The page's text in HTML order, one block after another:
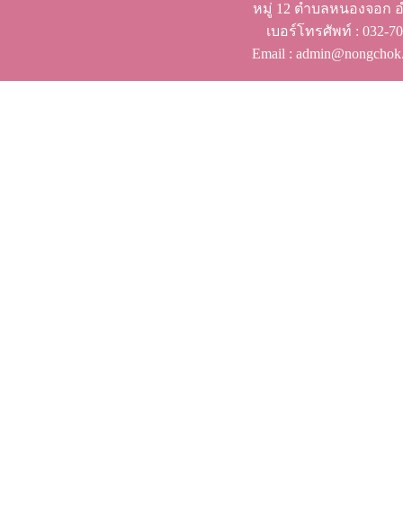
หมู่ 12 ตำบลหนองจอก
เบอร์โทรศัพท์ ​: 032-
Email :